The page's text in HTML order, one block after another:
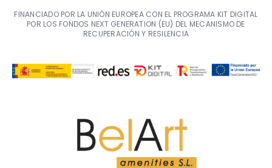
FINANCIADO POR LA UNIÓN EUROPEA CON EL PROGRAMA KIT DIGITAL
POR LOS FONDOS NEXT GENERATION (EU) DEL MECANISMO DE
RECUPERACIÓN Y RESILENCIA